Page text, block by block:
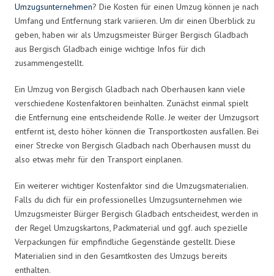
Umzugsunternehmen? Die Kosten für einen Umzug können je nach
Umfang und Entfernung stark variieren. Um dir einen Überblick zu
geben, haben wir als Umzugsmeister Bürger Bergisch Gladbach
aus Bergisch Gladbach einige wichtige Infos für dich
zusammengestellt.
Ein Umzug von Bergisch Gladbach nach Oberhausen kann viele
verschiedene Kostenfaktoren beinhalten. Zunächst einmal spielt
die Entfernung eine entscheidende Rolle. Je weiter der Umzugsort
entfernt ist, desto höher können die Transportkosten ausfallen. Bei
einer Strecke von Bergisch Gladbach nach Oberhausen musst du
also etwas mehr für den Transport einplanen.
Ein weiterer wichtiger Kostenfaktor sind die Umzugsmaterialien.
Falls du dich für ein professionelles Umzugsunternehmen wie
Umzugsmeister Bürger Bergisch Gladbach entscheidest, werden in
der Regel Umzugskartons, Packmaterial und ggf. auch spezielle
Verpackungen für empfindliche Gegenstände gestellt. Diese
Materialien sind in den Gesamtkosten des Umzugs bereits
enthalten.